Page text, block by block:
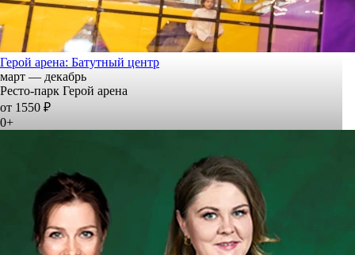
Герой арена: Батутный центр
март — декабрь
Ресто-парк Герой арена
от 1550 ₽
0+